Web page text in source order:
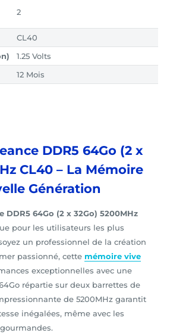
2
CL40
1.25 Volts
12 Mois
DDR5 64Go (2 x
CL40 – La Mémoire
Génération
DDR5 64Go (2 x 32Go) 5200MHz
pour les utilisateurs les plus
un professionnel de la création
passionné, cette mémoire vive
exceptionnelles avec une
répartie sur deux barrettes de
de 5200MHz garantit
inégalées, même avec les